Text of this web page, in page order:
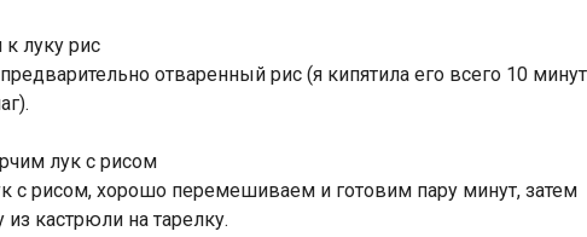
отваренный рис (я кипятила его всего 10
с рисом, хорошо перемешиваем и готовим пару минут, затем
кастрюли на тарелку.